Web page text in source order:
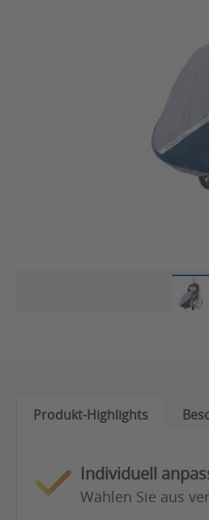
Produkt-Highlights
Individuell
Wählen Sie aus